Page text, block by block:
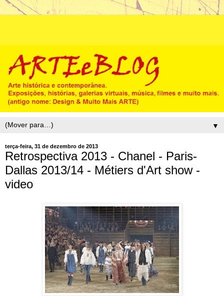
▼
terça-feira, 31 de dezembro de 2013
Retrospectiva 2013 - Chanel - Paris-
Dallas 2013/14 - Métiers d'Art show -
video